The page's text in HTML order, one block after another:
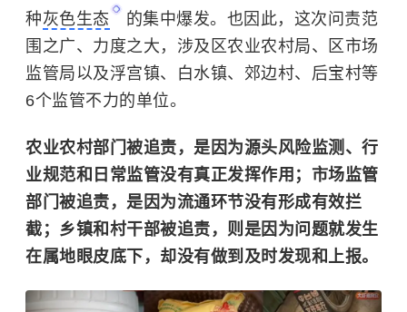
种灰色生态
的集中爆发。也因此，这次问责范
围之广、力度之大，涉及区农业农村局、区市场
监管局以及浮宫镇、白水镇、郊边村、后宝村等
6个监管不力的单位。
农业农村部门被追责，是因为源头风险监测、行
业规范和日常监管没有真正发挥作用；市场监管
部门被追责，是因为流通环节没有形成有效拦
截；乡镇和村干部被追责，则是因为问题就发生
在属地眼皮底下，却没有做到及时发现和上报。